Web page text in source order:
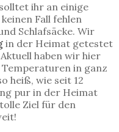
solltet ihr an einige
Fall fehlen
Schlafsäcke. Wir
in der Heimat getestet
haben wir hier
in ganz
heiß, wie seit 12
pur in der Heimat
Ziel für den